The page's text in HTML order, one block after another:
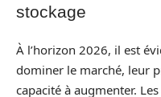
stockage
À l’horizon 2026, il est
dominer le marché, leur
capacité à augmenter.